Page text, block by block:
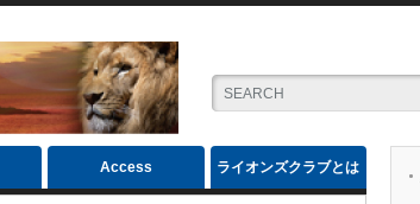
Access ライオンズクラブとは